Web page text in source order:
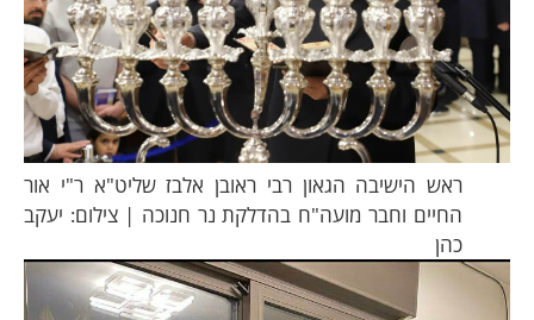
ראש הישיבה הגאון רבי ראובן אלבז שליט"א ר"י אור
החיים וחבר מועה"ח בהדלקת נר חנוכה | צילום: יעקב
כהן